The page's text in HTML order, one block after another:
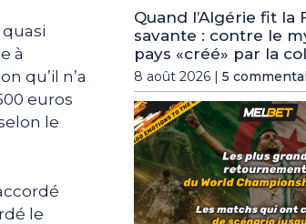
quasi
à
qu’il n’a
euros
le
le
Quand l’Algérie fit la
savante : contre le
pays «créé» par la
8 août 2026 | 5